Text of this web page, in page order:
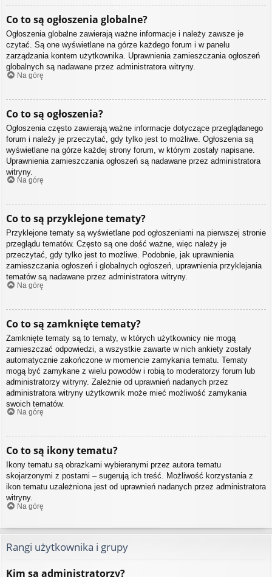
Co to są ogłoszenia globalne?
Ogłoszenia globalne zawierają ważne informacje i należy zawsze je
czytać. Są one wyświetlane na górze każdego forum i w panelu
zarządzania kontem użytkownika. Uprawnienia zamieszczania ogłoszeń
globalnych są nadawane przez administratora witryny.
Na górę
Co to są ogłoszenia?
Ogłoszenia często zawierają ważne informacje dotyczące przeglądanego
forum i należy je przeczytać, gdy tylko jest to możliwe. Ogłoszenia są
wyświetlane na górze każdej strony forum, w którym zostały napisane.
Uprawnienia zamieszczania ogłoszeń są nadawane przez administratora
witryny.
Na górę
Co to są przyklejone tematy?
Przyklejone tematy są wyświetlane pod ogłoszeniami na pierwszej stronie
przeglądu tematów. Często są one dość ważne, więc należy je
przeczytać, gdy tylko jest to możliwe. Podobnie, jak uprawnienia
zamieszczania ogłoszeń i globalnych ogłoszeń, uprawnienia przyklejania
tematów są nadawane przez administratora witryny.
Na górę
Co to są zamknięte tematy?
Zamknięte tematy są to tematy, w których użytkownicy nie mogą
zamieszczać odpowiedzi, a wszystkie zawarte w nich ankiety zostały
automatycznie zakończone w momencie zamykania tematu. Tematy
mogą być zamykane z wielu powodów i robią to moderatorzy forum lub
administratorzy witryny. Zależnie od uprawnień nadanych przez
administratora witryny użytkownik może mieć możliwość zamykania
swoich tematów.
Na górę
Co to są ikony tematu?
Ikony tematu są obrazkami wybieranymi przez autora tematu
skojarzonymi z postami – sugerują ich treść. Możliwość korzystania z
ikon tematu uzależniona jest od uprawnień nadanych przez administratora
witryny.
Na górę
Rangi użytkownika i grupy
Kim są administratorzy?